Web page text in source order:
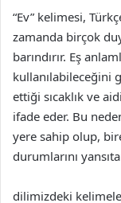
“Ev” kelimesi,
zamanda birçok
barındırır. Eş
kullanılabileceğini
ettiği sıcaklık ve
ifade eder. Bu
yere sahip olup,
durumlarını
dilimizdeki